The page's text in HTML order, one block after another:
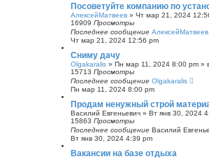
Посоветуйте компанию по
АлексейМатвеев » Чт мар 21, 2024
16909 Просмотры
Последнее сообщение АлексейМатвеев
Чт мар 21, 2024 12:56 pm
Сниму дачу
Olgakaralis » Пн мар 11, 2024 8:00 pm »
15713 Просмотры
Последнее сообщение Olgakaralis
Пн мар 11, 2024 8:00 pm
Продам ненужный строй
Василий Евгеньевич » Вт янв 30, 2024
15863 Просмотры
Последнее сообщение Василий
Вт янв 30, 2024 4:39 pm
Вакансии на базе отдыха